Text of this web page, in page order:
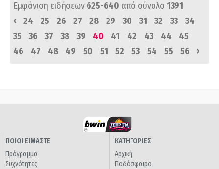
Εμφάνιση ειδήσεων 625-640 από σύνολο 1391
‹
24 25 26 27 28 29 30 31 32 33
34
35
36 37 38 39 40 41 42 43 44
45
46
47 48 49 50 51 52 53 54 55 56 ›
ΠΟΙΟΙ ΕΙΜΑΣΤΕ
Πρόγραμμα
Συχνότητες
ΚΑΤΗΓΟΡΙΕΣ
Αρχική
Ποδόσφαιρο